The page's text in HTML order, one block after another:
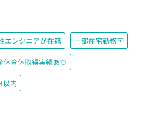
エンジニアが在籍 一部在宅勤務可
休育休取得実績あり
以内